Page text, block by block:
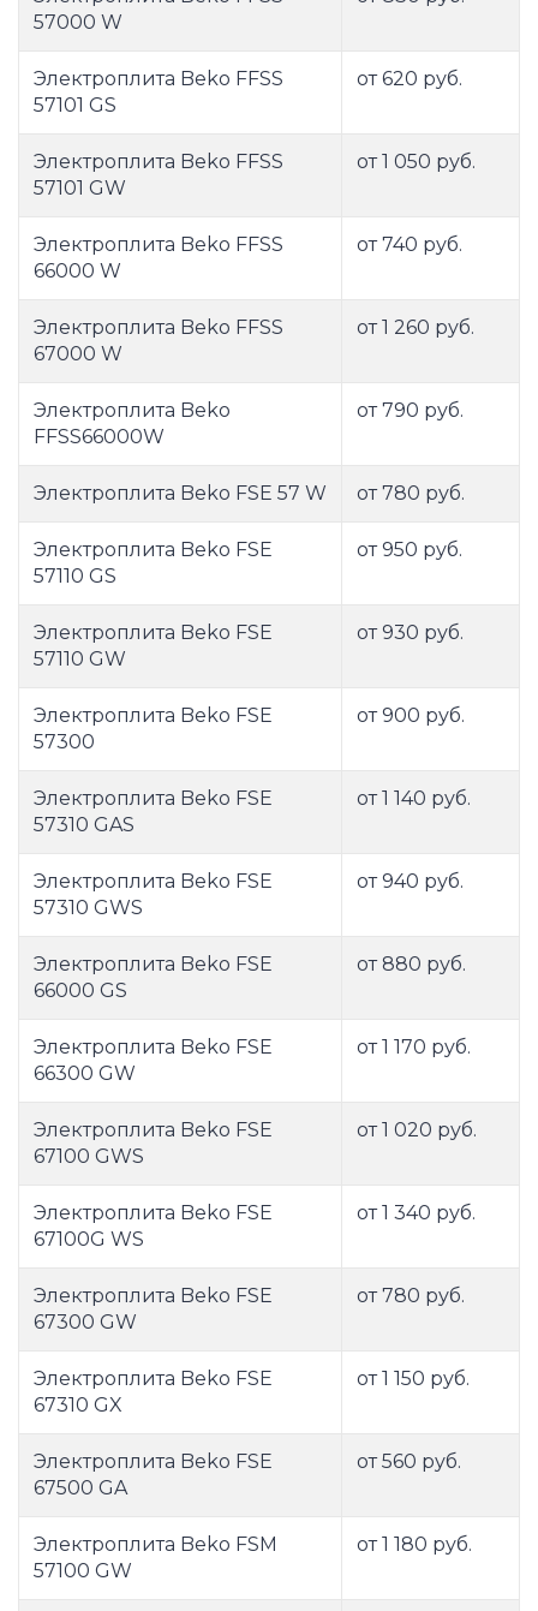
57000 W
Электроплита Beko FFSS
57101 GS
от 620 руб.
Электроплита Beko FFSS
57101 GW
от 1 050 руб.
Электроплита Beko FFSS
66000 W
от 740 руб.
Электроплита Beko FFSS
67000 W
от 1 260 руб.
Электроплита Beko
FFSS66000W
от 790 руб.
Электроплита Beko FSE 57 W от 780 руб.
Электроплита Beko FSE
57110 GS
от 950 руб.
Электроплита Beko FSE
57110 GW
от 930 руб.
Электроплита Beko FSE
57300
от 900 руб.
Электроплита Beko FSE
57310 GAS
от 1 140 руб.
Электроплита Beko FSE
57310 GWS
от 940 руб.
Электроплита Beko FSE
66000 GS
от 880 руб.
Электроплита Beko FSE
66300 GW
от 1 170 руб.
Электроплита Beko FSE
67100 GWS
от 1 020 руб.
Электроплита Beko FSE
67100G WS
от 1 340 руб.
Электроплита Beko FSE
67300 GW
от 780 руб.
Электроплита Beko FSE
67310 GX
от 1 150 руб.
Электроплита Beko FSE
67500 GA
от 560 руб.
Электроплита Beko FSM
57100 GW
от 1 180 руб.